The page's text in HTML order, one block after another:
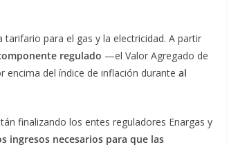
para el gas y la electricidad. A partir
regulado —el Valor Agregado de
del índice de inflación durante al
finalizando los entes reguladores Enargas y
ingresos necesarios para que las